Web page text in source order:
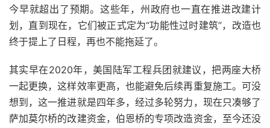
今早就超出了预期。这些年，州政府也一直在推进改建计
划，直到现在，它们被正式定为“功能性过时建筑”，改造也
终于提上了日程，再也不能拖延了。
其实早在2020年，美国陆军工程兵团就建议，把两座大桥
一起更换，这样效率更高，也能避免后续再重复施工。可没
想到，这一推进就是四年多，经过多轮努力，现在只凑够了
萨加莫尔桥的改建资金，伯恩桥的专项改造资金，至今还没